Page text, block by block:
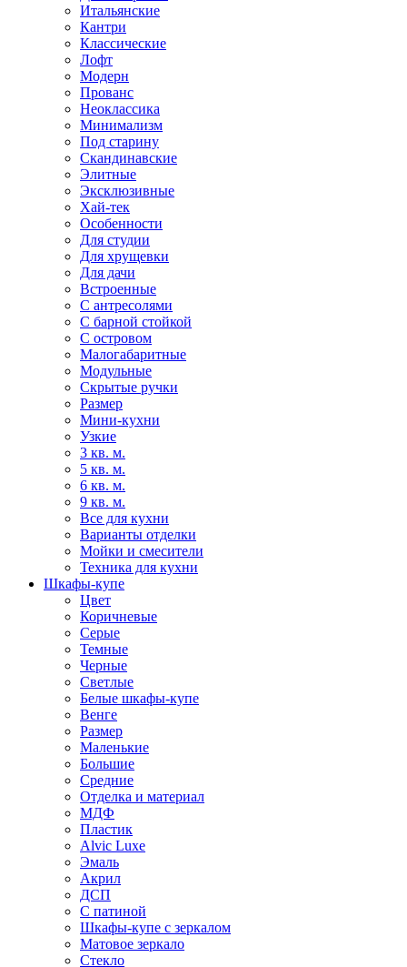
Итальянские
Кантри
Классические
Лофт
Модерн
Прованс
Неоклассика
Минимализм
Под старину
Скандинавские
Элитные
Эксклюзивные
Хай-тек
Особенности
Для студии
Для хрущевки
Для дачи
Встроенные
С антресолями
С барной стойкой
С островом
Малогабаритные
Модульные
Скрытые ручки
Размер
Мини-кухни
Узкие
3 кв. м.
5 кв. м.
6 кв. м.
9 кв. м.
Все для кухни
Варианты отделки
Мойки и смесители
Техника для кухни
Шкафы-купе
Цвет
Коричневые
Серые
Темные
Черные
Светлые
Белые шкафы-купе
Венге
Размер
Маленькие
Большие
Средние
Отделка и материал
МДФ
Пластик
Alvic Luxe
Эмаль
Акрил
ДСП
С патиной
Шкафы-купе с зеркалом
Матовое зеркало
Стекло